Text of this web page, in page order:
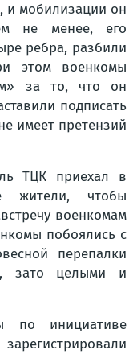
и мобилизации он
не менее, его
ребра, разбили
этом военкомы
за то, что он
подписать
имеет претензий
ТЦК приехал в
жители, чтобы
военкомам
побоялись с
перепалки
зато целыми и
по инициативе